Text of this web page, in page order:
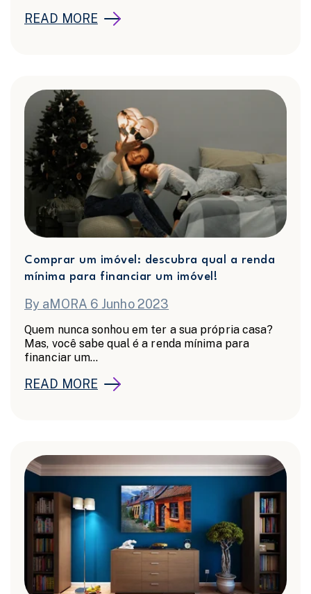
READ MORE
Comprar um imóvel: descubra qual a renda
mínima para financiar um imóvel!
By aMORA 6 Junho 2023
Quem nunca sonhou em ter a sua própria casa?
Mas, você sabe qual é a renda mínima para
financiar um...
READ MORE